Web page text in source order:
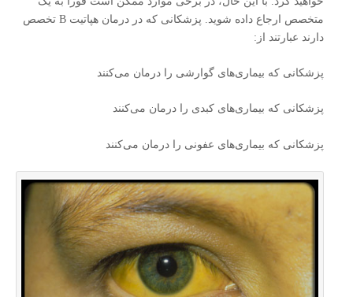
متخصص ارجاع داده شوید. پزشکانی که در درمان هپاتیت B تخصص
دارند عبارتند از:
پزشکانی که بیماری‌های گوارشی را درمان می‌کنند
پزشکانی که بیماری‌های کبدی را درمان می‌کنند
پزشکانی که بیماری‌های عفونی را درمان می‌کنند